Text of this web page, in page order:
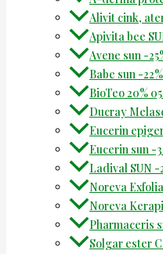
Alivit cink,
Apivita bee
Avene sun -
Babe sun -
BioTeo 20%
Ducray
Eucerin
Eucerin sun -
Ladival SUN -
Noreva
Noreva
Pharmaceris
Solgar ester